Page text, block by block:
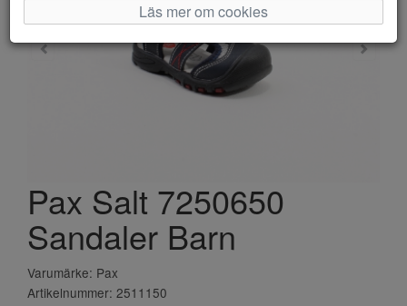
Pax Salt 7250650
Sandaler Barn
Varumärke: Pax
Artikelnummer: 2511150
Läs mer om cookies